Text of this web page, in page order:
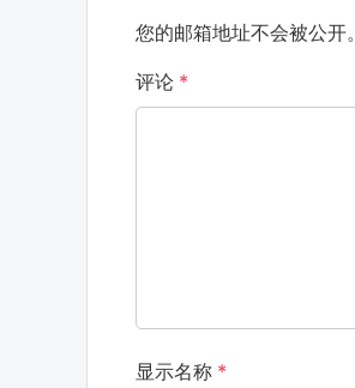
您的邮箱地址不会被公开。
评论 *
显示名称 *